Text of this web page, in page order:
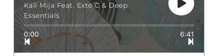
Kali Mija Feat. Exte C & Deep
Essentials
0:00 6:41